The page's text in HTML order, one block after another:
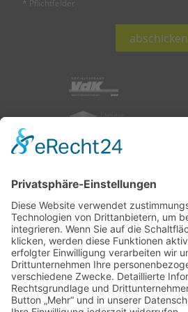
* Pflichtfelder
abschicken